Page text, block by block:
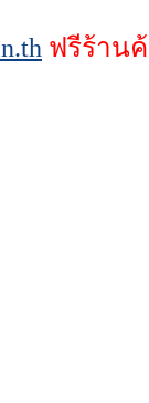
ฟรีร้าน